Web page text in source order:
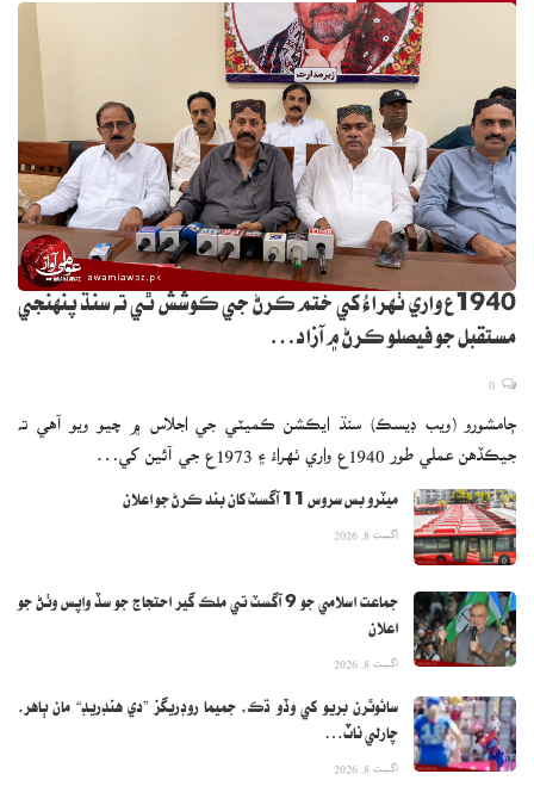
1940ع واري ٺهراءُ کي ختم ڪرڻ جي ڪوشش ٿي ته سنڌ پنهنجي
مستقبل جو فيصلو ڪرڻ ۾ آزاد…
ڄامشورو (ويب ڊيسڪ) سنڌ ايڪشن ڪميٽي جي اجلاس ۾ چيو ويو آهي ته
جيڪڏهن عملي طور 1940ع واري ٺهراءُ ۽ 1973ع جي آئين کي…
ميٽرو بس سروس 11 آگسٽ کان بند ڪرڻ جو اعلان
اگست 8, 2026
جماعت اسلامي جو 9 آگسٽ تي ملڪ گير احتجاج جو سڏ واپس وٺڻ جو
اعلان
اگست 8, 2026
سائوٿرن بريو کي وڏو ڌڪ، جميما روڊريگز ”دي هنڊريڊ“ مان ٻاهر،
چارلي ناٽ…
اگست 8, 2026